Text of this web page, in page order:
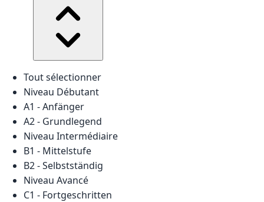
Tout sélectionner
Niveau Débutant
A1 - Anfänger
A2 - Grundlegend
Niveau Intermédiaire
B1 - Mittelstufe
B2 - Selbstständig
Niveau Avancé
C1 - Fortgeschritten